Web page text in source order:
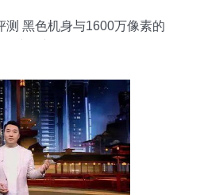
测 黑色机身与1600万像素的